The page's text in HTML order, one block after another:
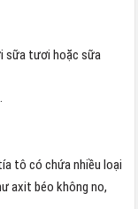
sữa tươi hoặc sữa
tô có chứa nhiều loại
axit béo không no,